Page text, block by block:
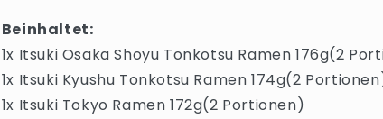
Beinhaltet:
1x Itsuki Osaka Shoyu Tonkotsu Ramen 176g(2
1x Itsuki Kyushu Tonkotsu Ramen 174g(2
1x Itsuki Tokyo Ramen 172g(2 Portionen)